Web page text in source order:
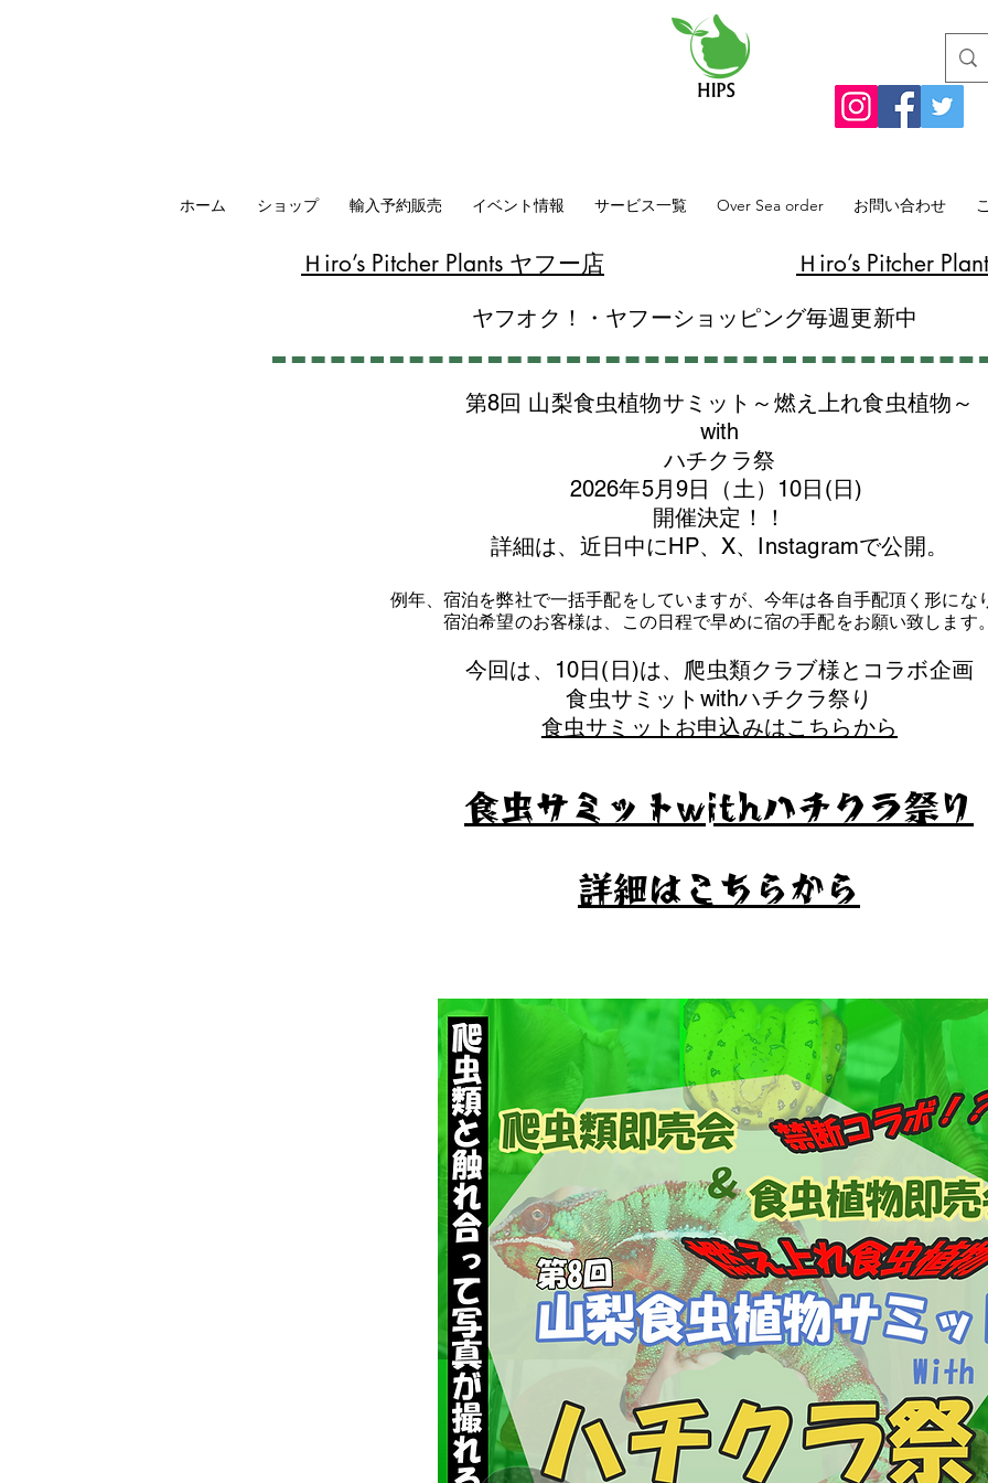
ホーム ショップ 輸入予約販売 イベント情報 サービス一覧 Over Sea order お問い合わせ
​Ｈiro’s Pitcher Plants ヤフー店 Ｈiro’s Pitcher
ヤフオク！・ヤフーショッピング毎週更新中
第8回 山梨食虫植物サミット～燃え上れ食虫植物～
with
​ハチクラ祭
2026年5月9日（土）10日(日)
​開催決定！！
詳細は、近日中にHP、X、Instagramで公開。
例年、宿泊を弊社で一括手配をしていますが、今年は各自手配頂く形にな
​宿泊希望のお客様は、この日程で早めに宿の手配をお願い致します。
​今回は、10日(日)は、爬虫類クラブ様とコラボ企画
​食虫サミットwithハチクラ祭り
食虫サミットお申込みはこちらから
食虫サミットwithハチクラ祭り
​詳細はこちらから